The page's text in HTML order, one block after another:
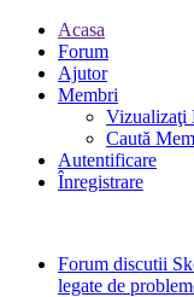
Acasa
Forum
Ajutor
Membri
Vizualizaţi
Caută
Autentificare
Înregistrare
Forum discutii
legate de